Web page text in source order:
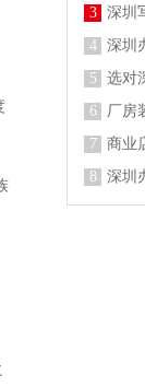
3
深圳
4
深圳
5
选对
6
厂房
7
商业
8
深圳